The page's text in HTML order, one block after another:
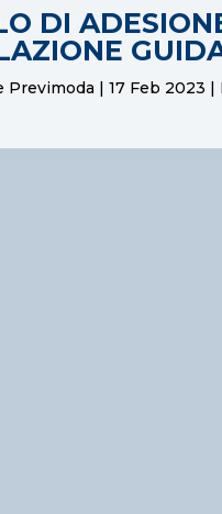
DI
Previmoda |17 Feb 2023 |